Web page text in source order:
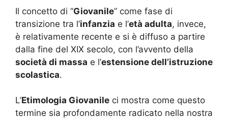
Il concetto di “Giovanile” come fase di
transizione tra l’infanzia e l’età adulta, invece,
è relativamente recente e si è diffuso a partire
dalla fine del XIX secolo, con l’avvento della
società di massa e l’estensione dell’istruzione
scolastica.
L’Etimologia Giovanile ci mostra come questo
termine sia profondamente radicato nella nostra